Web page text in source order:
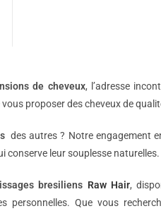
de cheveux, l’adresse
proposer des cheveux de
des autres ? Notre engagement
conserve leur souplesse naturelles.
bresiliens Raw Hair,
personnelles. Que vous